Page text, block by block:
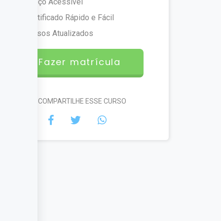
Certificado Rápido e Fácil
Cursos Atualizados
Fazer matrícula
#COMPARTILHE ESSE CURSO